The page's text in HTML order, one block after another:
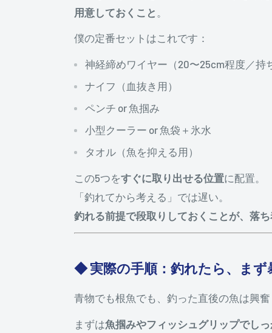
用意しておくこと
僕の定番セットはこれです：
神経締めワイヤー（20〜25cm程度／持
ナイフ（血抜き用）
ペンチ or 魚掴み
小型クーラー or 魚袋＋氷水
タオル（魚を抑える用）
この5つをすぐに取り出せる位置に配置。
「釣れてから考える」では遅い。
釣れる前提で段取りしておくことが、落
◆ 実際の手順：釣れたら、まず
青物でも根魚でも、釣った直後の魚は興
まずは魚掴みやフィッシュグリップでし